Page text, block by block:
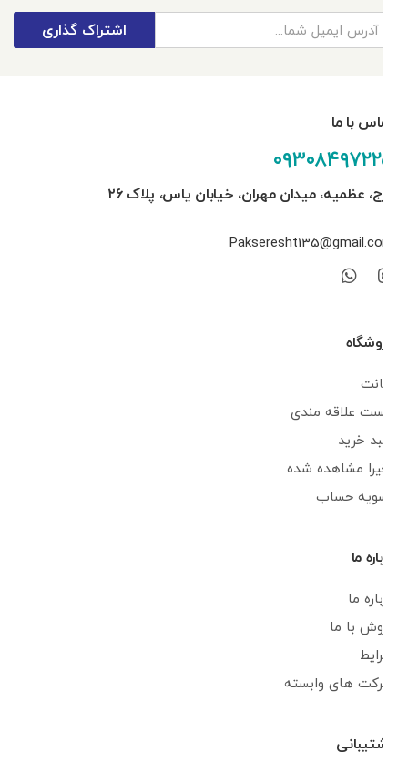
اشتراک گذاری
تماس با ما
۰۹۳۰۸۴۹۷۲۲۵
کرج، عظمیه، میدان مهران، خیابان یاس، پلاک ۲۶
Pakseresht135@gmail.com
فروشگاه
اکانت
لیست علاقه مندی
سبد خرید
اخیرا مشاهده شده
تسویه حساب
درباره ما
درباره ما
فروش با ما
شرایط
شرکت های وابسته
پشتیبانی